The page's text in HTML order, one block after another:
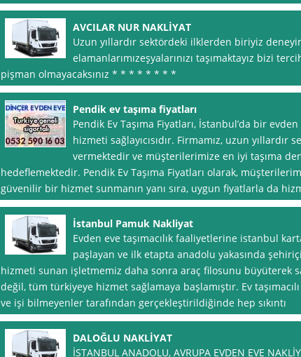
AVCILAR NUR NAKLİYAT
Uzun yıllardır sektördeki ilklerden biriyiz
elamanlarımızeşyalarınızı taşımaktayız bizi
pişman olmayacaksınız * * * * * * * *
Pendik ev taşıma fiyatları
Pendik Ev Taşıma Fiyatları, İstanbul’da bir
hizmeti sağlayıcısıdır. Firmamız, uzun yıllardır
vermektedir ve müşterilerimize en iyi taşıma
hedeflemektedir. Pendik Ev Taşıma Fiyatları olarak,
güvenilir bir hizmet sunmanın yanı sıra, uygun fiyatlarla da
İstanbul Pamuk Nakliyat
Evden eve taşımacılık faaliyetlerine istanbul
paşlayan ve ilk etapta anadolu yakasında şehiriçi
hizmeti sunan işletmemiz daha sonra araç filosunu büyüterek
değil, tüm türkiyeye hizmet sağlamaya başlamıştır. Ev
ve işi bilmeyenler tarafından gerçekleştirildiğinde hep sıkıntı
DALOĞLU NAKLİYAT
İSTANBUL ANADOLU, AVRUPA EVDEN EVE